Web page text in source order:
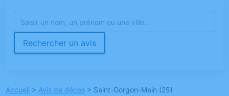
Rechercher un avis
Accueil > Avis de décès > Saint-Gorgon-Main (25)